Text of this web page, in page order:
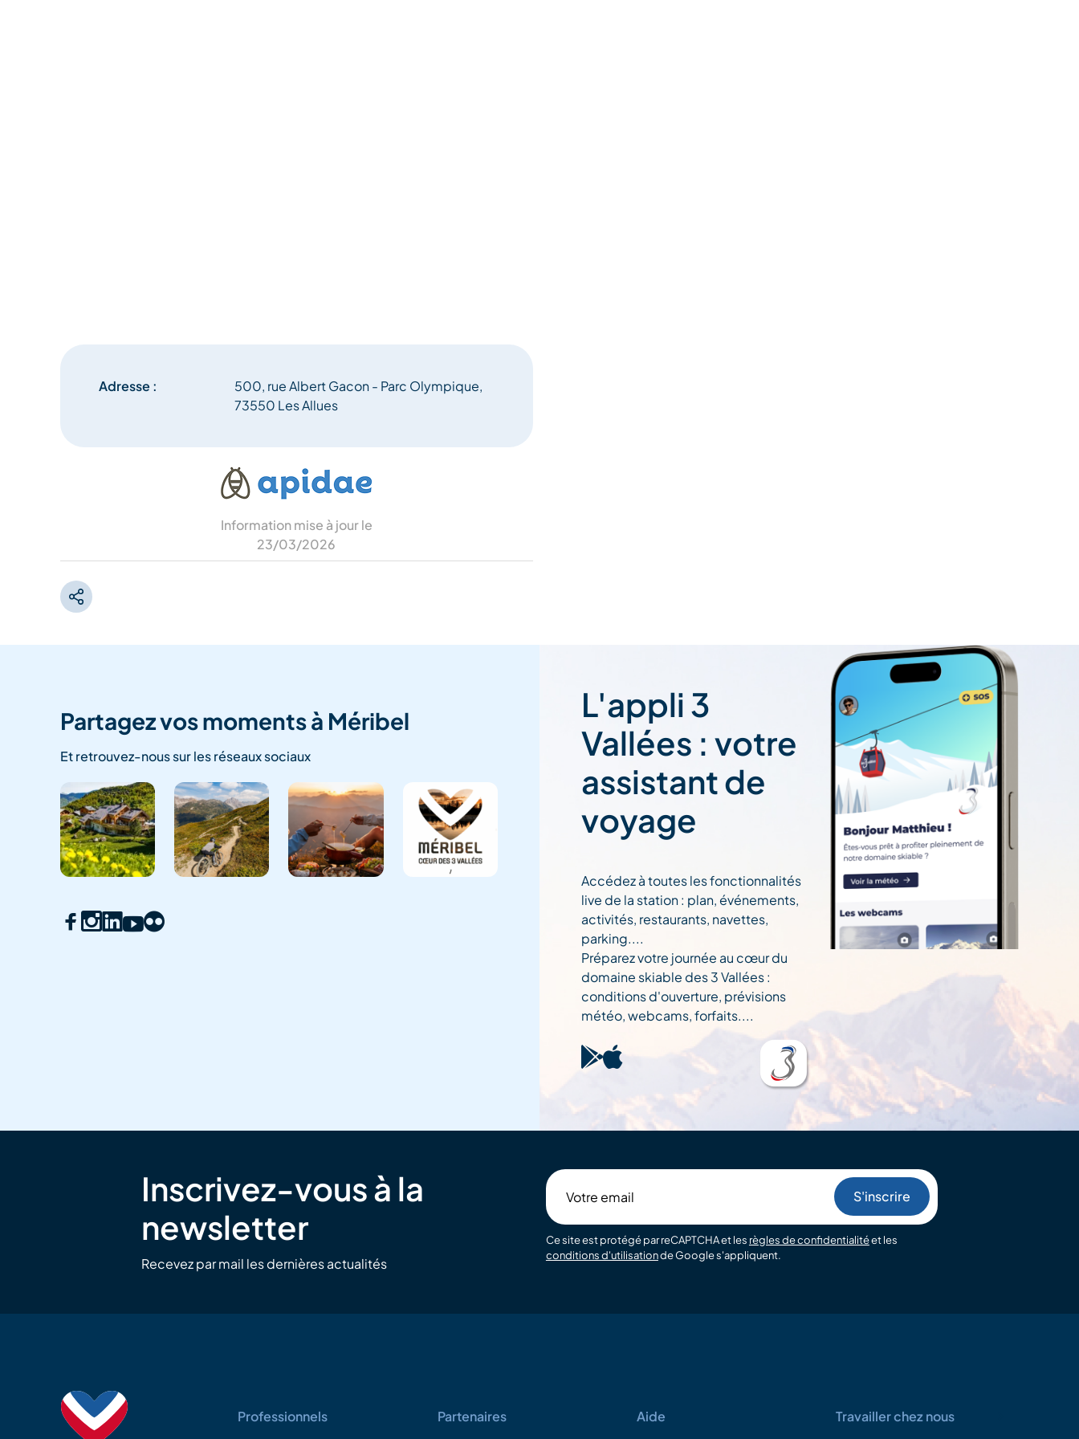
Adresse :
500, rue Albert Gacon - Parc Olympique,
73550 Les Allues
Information mise à jour le
23/03/2026
Partagez vos moments à Méribel
Et retrouvez-nous sur les réseaux sociaux
L'appli 3
Vallées : votre
assistant de
voyage
Accédez à toutes les fonctionnalités
live de la station : plan, événements,
activités, restaurants, navettes,
parking....
Préparez votre journée au cœur du
domaine skiable des 3 Vallées :
conditions d'ouverture, prévisions
météo, webcams, forfaits....
Inscrivez-vous à la
newsletter
Recevez par mail les dernières actualités
email
Ce site est protégé par reCAPTCHA et les règles de confidentialitéet les
conditions d'utilisationde Google s'appliquent.
Professionnels Partenaires Aide Travailler chez nous